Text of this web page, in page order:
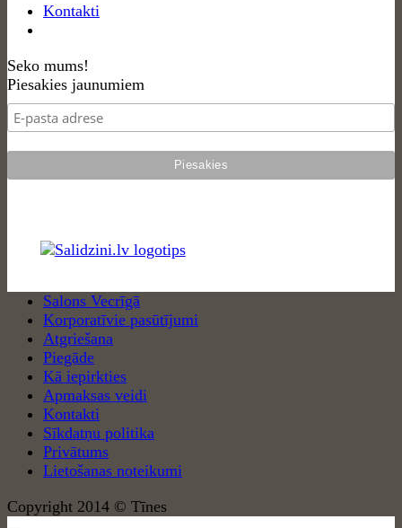
Kontakti
Seko mums!
Piesakies jaunumiem
Salons Vecrīgā
Korporatīvie pasūtījumi
Atgriešana
Piegāde
Kā iepirkties
Apmaksas veidi
Kontakti
Sīkdatņu politika
Privātums
Lietošanas noteikumi
Copyright 2014 © Tīnes